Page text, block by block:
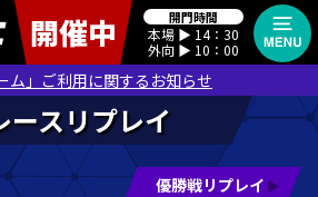
開門時間
本場 ▶︎ 14：30
外向 ▶︎ 10：00
開催中
ム」ご利用に関するお知らせ
優勝戦リプレイ